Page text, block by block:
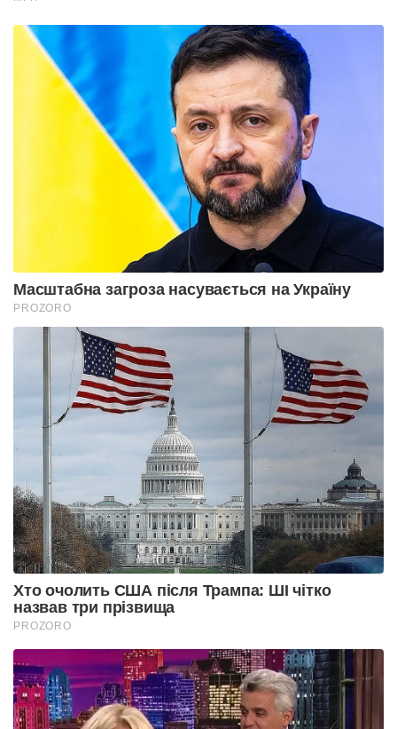
Масштабна загроза насувається на Україну
PROZORO
Хто очолить США після Трампа: ШІ чітко
назвав три прізвища
PROZORO